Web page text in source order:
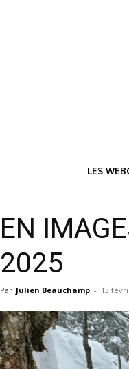
LES
EN
2025
Par Julien Beauchamp - 13